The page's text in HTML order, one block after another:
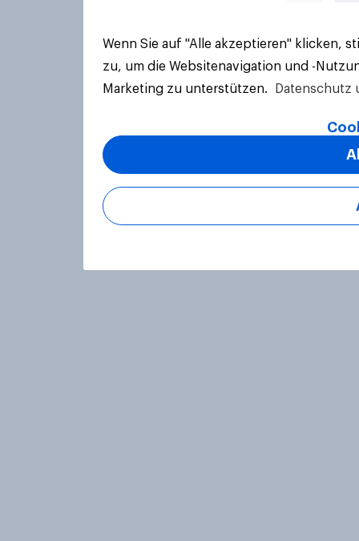
Wenn Sie auf "Alle akzeptieren" klicken,
zu, um die Websitenavigation und -
Marketing zu unterstützen.
Datenschutz